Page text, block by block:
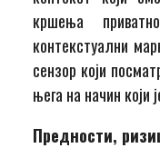
кршења
контекстуални
сензор који
њега на начин који
Предности,